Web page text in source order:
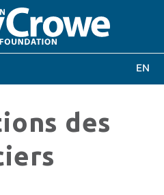
des